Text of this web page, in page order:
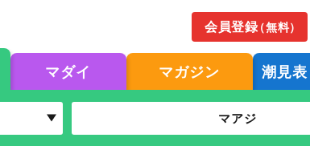
会員登録（無料）
マダイ マガジン 潮見
マアジ